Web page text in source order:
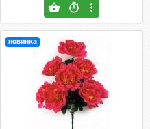
новинка